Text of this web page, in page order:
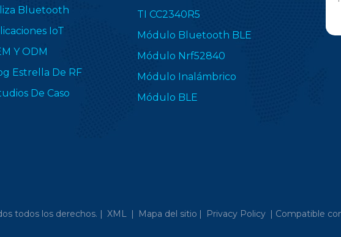
Bluetooth
IoT
Y ODM
Estrella De RF
De Caso
TI CC2340R5
Módulo Bluetooth BLE
Módulo Nrf52840
Módulo Inalámbrico
Módulo BLE
todos los derechos. | XML | Mapa del sitio | Privacy Policy | Compatible